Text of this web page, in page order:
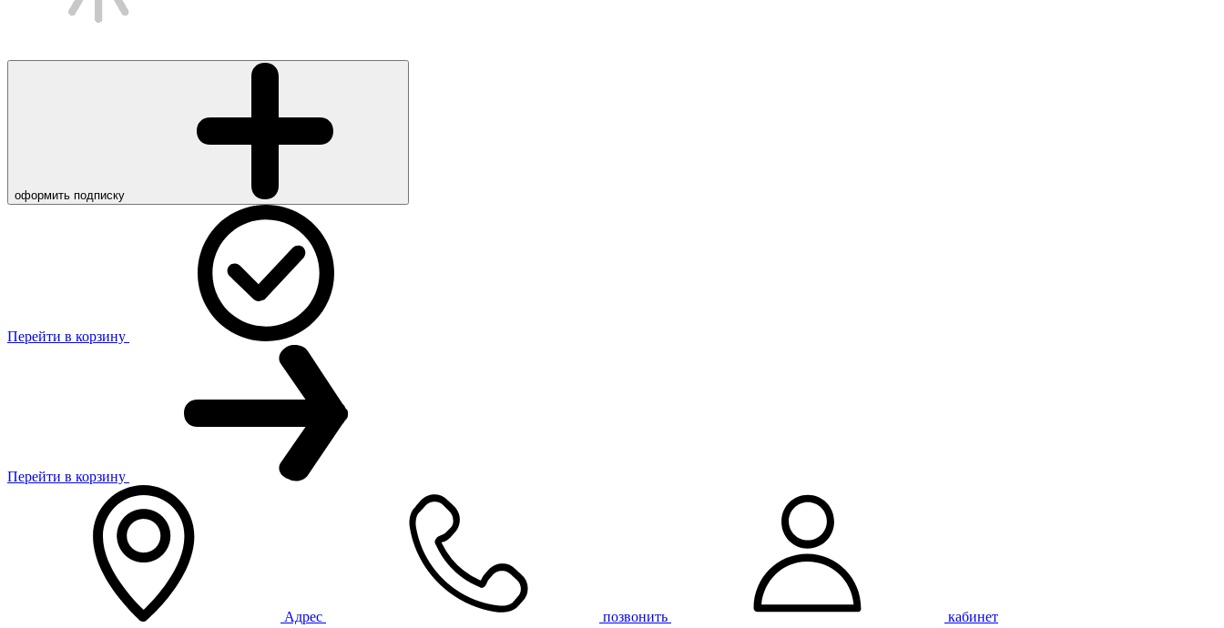
оформить подписку
Перейти в корзину
Перейти в корзину
Адрес позвонить кабинет